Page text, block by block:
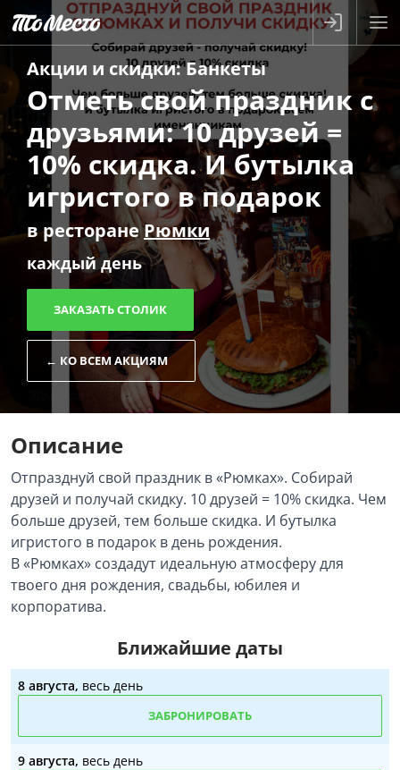
Акции и скидки:Банкеты
Отметь свой праздник с
друзьями: 10 друзей =
10% скидка. И бутылка
игристого в подарок
в ресторанеРюмки
каждый день
ЗАКАЗАТЬ СТОЛИК
← КО ВСЕМ АКЦИЯМ
Описание
Отпразднуй свой праздник в «Рюмках». Собирай
друзей и получай скидку. 10 друзей = 10% скидка. Чем
больше друзей, тем больше скидка. И бутылка
игристого в подарок в день рождения.
В «Рюмках» создадут идеальную атмосферу для
твоего дня рождения, свадьбы, юбилея и
корпоратива.
Ближайшие даты
8 августа, весь день
ЗАБРОНИРОВАТЬ
9 августа, весь день